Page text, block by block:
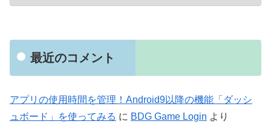
最近のコメント
アプリの使用時間を管理！Android9以降の機能「ダッシ
ュボード」を使ってみる に BDG Game Login より